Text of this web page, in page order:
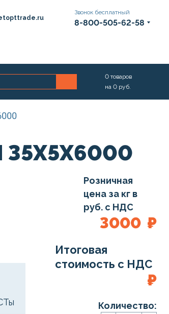
Звонок бесплатный
8-800-505-62-58
0 товаров
на 0 руб.
Розничная
цена за кг в
руб. с НДС
3000 ₽
Итоговая
стоимость с НДС
₽
Количество: